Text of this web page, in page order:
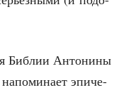
Биб­лии Анто­ни­ны
эпи­че­